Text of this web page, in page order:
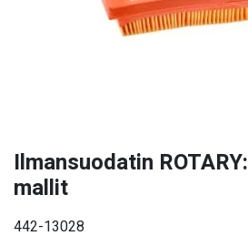
Ilmansuodatin
mallit
442-13028